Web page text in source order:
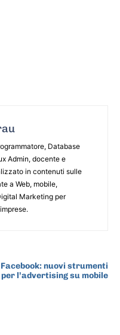
Database
Admin, docente e
in contenuti sulle
a Web, mobile,
Marketing per
Facebook: nuovi strumenti
per l’advertising su mobile